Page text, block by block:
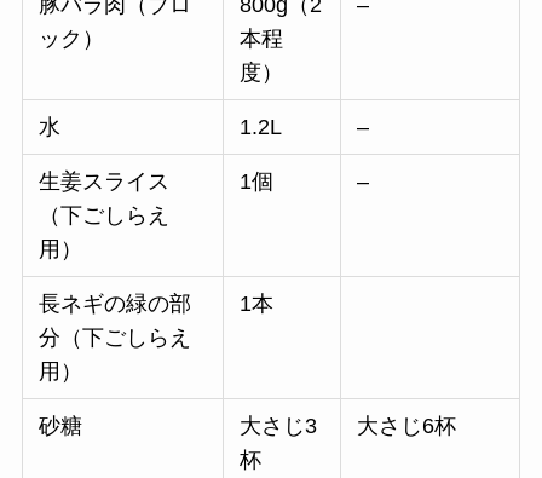
豚バラ肉（ブロ
ック）
800g（2
本程
度）
–
水 1.2L –
生姜スライス
（下ごしらえ
用）
1個 –
長ネギの緑の部
分（下ごしらえ
用）
1本
砂糖
大さじ3
杯
大さじ6杯